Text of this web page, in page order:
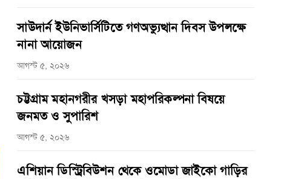
সাউদার্ন ইউনিভার্সিটিতে গণঅভ্যুত্থান দিবস উপলক্ষে
নানা আয়োজন
আগস্ট ৫, ২০২৬
চট্টগ্রাম মহানগরীর খসড়া মহাপরিকল্পনা বিষয়ে
জনমত ও সুপারিশ
আগস্ট ৫, ২০২৬
এশিয়ান ডিস্ট্রিবিউশন থেকে ওমোডা জাইকো গাড়ির